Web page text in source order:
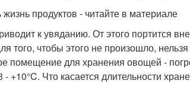
продуктов - читайте в материале
к увяданию. От этого портится
того, чтобы этого не произошло, нельзя
помещение для хранения овощей -
+10°C. Что касается длительности